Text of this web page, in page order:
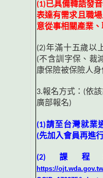
(1)已具備韓語發
表達有需求且職
意從事相關產業、
(2)年滿十五歲以
(不含訓字保、裁
康保險被保險人身
3.報名方式： (依
廣部報名)
(1)請至台灣就業
(先加入會員再進
(2) 課程
https://